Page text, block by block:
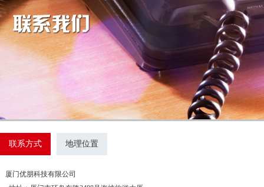
联系方式 地理位置
厦门优朋科技有限公司